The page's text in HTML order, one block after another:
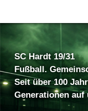
SC Hardt 19/31
Fußball.
Seit über 100
Generationen auf